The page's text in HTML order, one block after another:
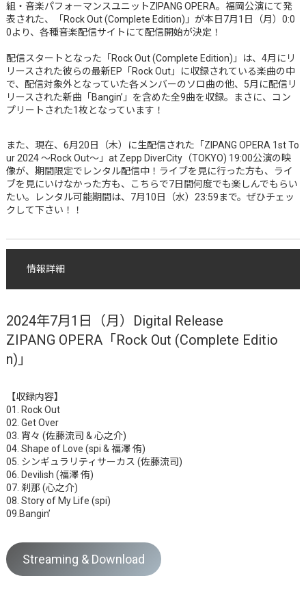
組・音楽パフォーマンスユニットZIPANG OPERA。福岡公演にて発
表された、「Rock Out (Complete Edition)」が本日7月1日（月）0:0
0より、各種音楽配信サイトにて配信開始が決定！
配信スタートとなった「Rock Out (Complete Edition)」は、4月にリ
リースされた彼らの最新EP「Rock Out」に収録されている楽曲の中
で、配信対象外となっていた各メンバーのソロ曲の他、5月に配信リ
リースされた新曲「Bangin’」を含めた全9曲を収録。まさに、コン
プリートされた1枚となっています！
また、現在、6月20日（木）に生配信された「ZIPANG OPERA 1st To
ur 2024 ～Rock Out～」at Zepp DiverCity（TOKYO) 19:00公演の映
像が、期間限定でレンタル配信中！ライブを見に行った方も、ライ
ブを見にいけなかった方も、こちらで7日間何度でも楽しんでもらい
たい。レンタル可能期間は、7月10日（水）23:59まで。ぜひチェッ
クして下さい！！
情報詳細
2024年7月1日（月）Digital Release
ZIPANG OPERA「Rock Out (Complete Editio
n)」
【収録内容】
01. Rock Out
02. Get Over
03. 宵々 (佐藤流司 & 心之介)
04. Shape of Love (spi & 福澤 侑)
05. シンギュラリティサーカス (佐藤流司)
06. Devilish (福澤 侑)
07. 刹那 (心之介)
08. Story of My Life (spi)
09.Bangin’
Streaming & Download